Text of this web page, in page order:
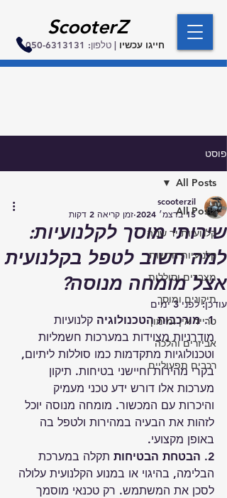
חייגו עכשיו | טלפון: 050-6313131
ScooterZ
פוסט
All Posts
קלנועיות יד שניה
קלנועיות חדשות
מצברים וסוללות
תיקונים ומוסך
טרייד אין ומימון
אביזרים והלכה
רכבים תפעוליים
All Posts
שירותי מוסך לקלנועיות:
למה חשוב לטפל בקלנועית
אצל מומחה מנוסה?
scooterzil
15 בדצמ׳ 2024
זמן קריאה 2 דקות
עודכן:לפני 3 ימים
1. מורכבות הטכנולוגיה
קלנועיות
מודרניות מצוידות במערכות חשמליות
וטכנולוגיות מתקדמות כמו סוללות ליתיום,
בקרי מהירות וחיישני בטיחות. תיקון
מערכות אלו דורש ידע טכני מעמיק
והיכרות עם המכשור. מומחה מנוסה יוכל
לזהות את הבעיה במהירות ולטפל בה
באופן מקצועי.
2. הבטחת הבטיחות
תקלה במערכת
הבלימה, בהיגוי או במנוע הקלנועית עלולה
לסכן את המשתמש. רק טכנאי מוסמך